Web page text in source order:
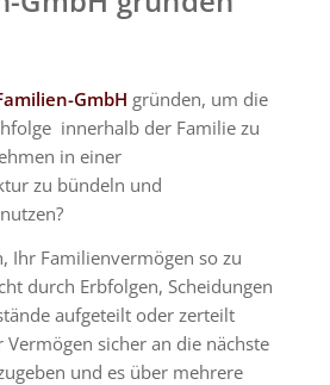
GmbH gründen, um die
innerhalb der Familie zu
in einer
zu bündeln und
Ihr Familienvermögen so zu
durch Erbfolgen, Scheidungen
aufgeteilt oder zerteilt
sicher an die nächste
und es über mehrere